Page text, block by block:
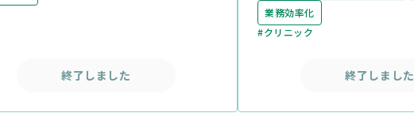
終了しました
業務効率化
#クリニック
終了しました